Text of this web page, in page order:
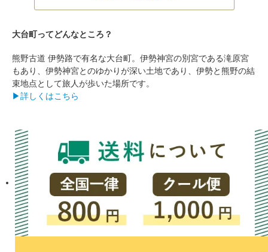
大台町ってどんなところ？
熊野古道 伊勢路で有名な大台町。伊勢神宮の別宮である滝原宮
もあり、伊勢神宮とのゆかりが深い土地であり、伊勢と熊野の結
束地点として旅人が歩いた場所です。
▶詳しくはこちら